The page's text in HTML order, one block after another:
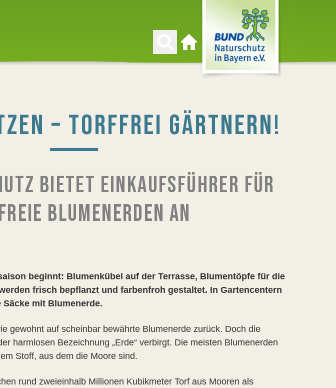
Zur Startseite
– TORFFREI GÄRTNERN!
BIETET EINKAUFSFÜHRER FÜR
BLUMENERDEN AN
beginnt: Blumenkübel auf der Terrasse, Blumentöpfe für die
frisch bepflanzt und farbenfroh gestaltet. In Gartencentern
mit Blumenerde.
gewohnt auf scheinbar bewährte Blumenerde zurück. Doch die
harmlosen Bezeichnung „Erde“ verbirgt. Die meisten Blumenerden
Stoff, aus dem die Moore sind.
rund zweieinhalb Millionen Kubikmeter Torf aus Mooren als